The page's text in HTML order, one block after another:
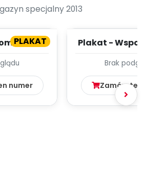
specjalny 2013
PLAKAT
z
numer
Plakat -
Brak
Zamów ten